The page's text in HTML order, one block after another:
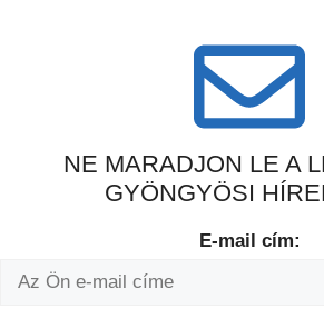
NE MARADJON LE A
GYÖNGYÖSI
E-mail cím: